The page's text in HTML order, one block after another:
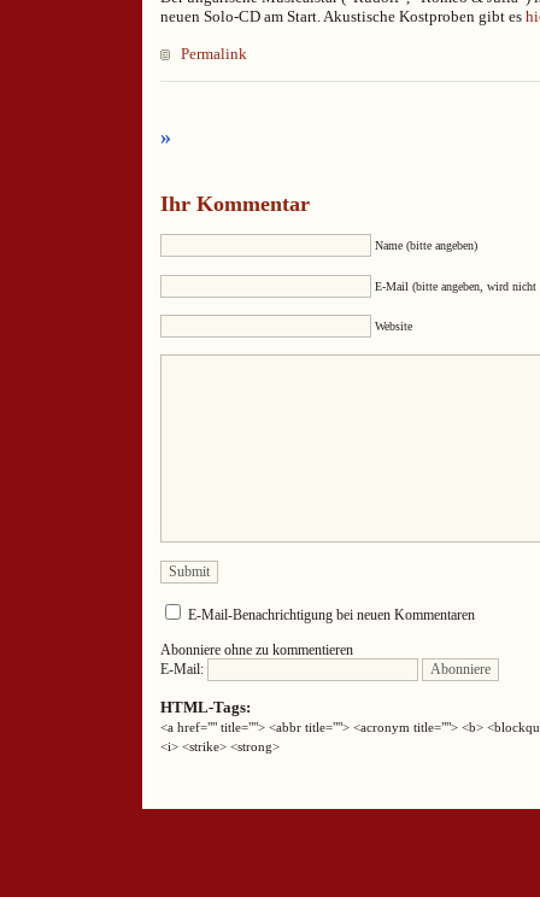
neuen Solo-CD am Start. Akustische Kostproben gibt es
Permalink
»
Ihr Kommentar
Name (bitte angeben)
E-Mail (bitte angeben, wird nicht
Website
E-Mail-Benachrichtigung bei neuen Kommentaren
Abonniere ohne zu kommentieren
E-Mail:
HTML-Tags:
<a href="" title=""> <abbr title=""> <acronym title=""> <b>
<i> <strike> <strong>